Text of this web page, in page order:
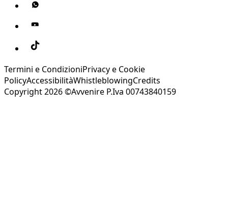
Termini e CondizioniPrivacy e Cookie
PolicyAccessibilitàWhistleblowingCredits
Copyright 2026 ©Avvenire P.Iva 00743840159